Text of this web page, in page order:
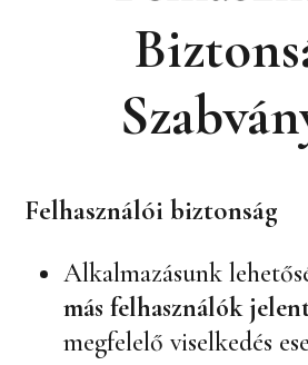
Felhasználói biztonság
Alkalmazásunk
más felhasználók
megfelelő viselkedés